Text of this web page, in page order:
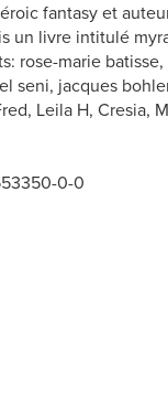
fantasy et
un livre intitulé
rose-marie
seni, jacques
Leila H, Cresia,
0-0